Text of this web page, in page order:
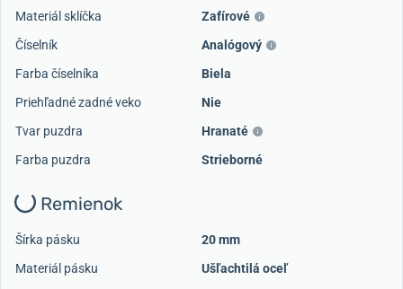
Materiál sklíčka
Zafírové
Číselník
Analógový
Farba číselníka
Biela
Priehľadné zadné veko
Nie
Tvar puzdra
Hranaté
Farba puzdra
Strieborné
Remienok
Šírka pásku
20 mm
Materiál pásku
Ušľachtilá oceľ